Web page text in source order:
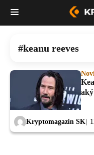
keanu reeves
Kryptomagazin SK